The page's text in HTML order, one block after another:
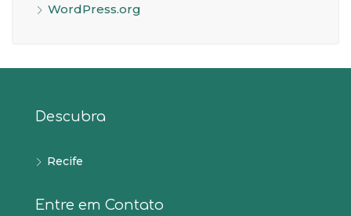
WordPress.org
Descubra
Recife
Entre em Contato